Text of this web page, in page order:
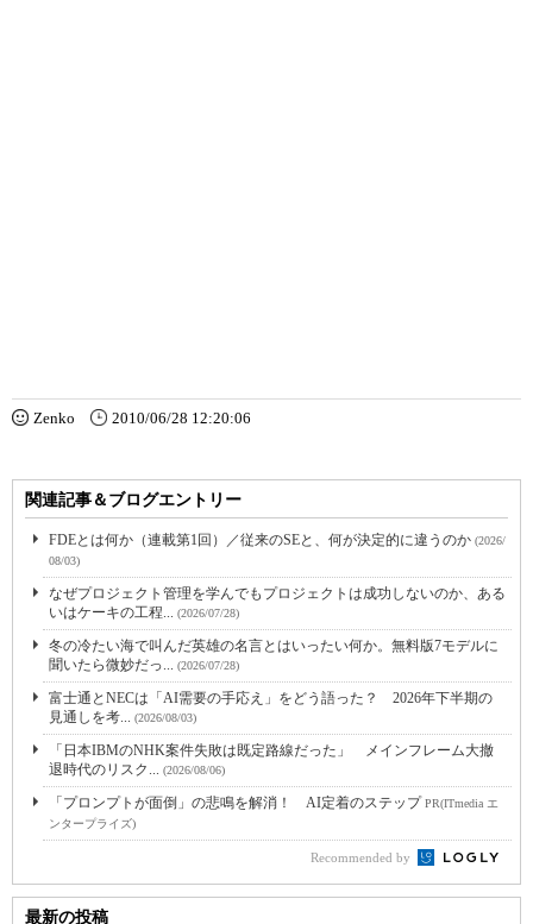
Zenko 2010/06/28 12:20:06
関連記事＆ブログエントリー
FDEとは何か（連載第1回）／従来のSEと、何が決定的に違うのか (2026/
08/03)
なぜプロジェクト管理を学んでもプロジェクトは成功しないのか、ある
いはケーキの工程... (2026/07/28)
冬の冷たい海で叫んだ英雄の名言とはいったい何か。無料版7モデルに
聞いたら微妙だっ... (2026/07/28)
富士通とNECは「AI需要の手応え」をどう語った？ 2026年下半期の
見通しを考... (2026/08/03)
「日本IBMのNHK案件失敗は既定路線だった」 メインフレーム大撤
退時代のリスク... (2026/08/06)
「プロンプトが面倒」の悲鳴を解消！ AI定着のステップPR(ITmedia エ
ンタープライズ)
Recommended by
最新の投稿